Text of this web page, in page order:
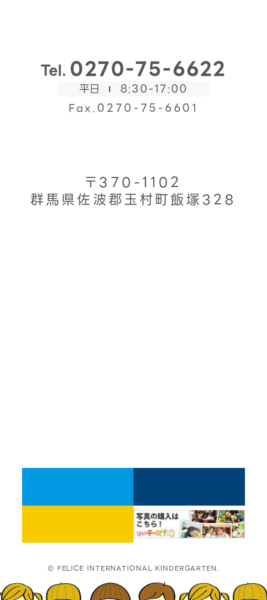
Tel. 0270-75-6622
平日
8:30-17:00
Fax.0270-75-6601
〒370-1102
群馬県佐波郡玉村町飯塚328
© FELICE INTERNATIONAL KINDERGARTEN.